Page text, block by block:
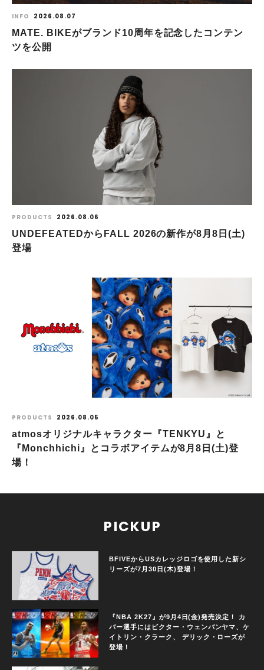
INFO 2026.08.07
MATE. BIKEがブランド10周年を記念したコンテン
ツを公開
PRODUCTS 2026.08.06
UNDEFEATEDからFALL 2026の新作が8⽉8⽇(⼟)
登場
PRODUCTS 2026.08.05
atmosオリジナルキャラクター『TENKYU』と
『Monchhichi』とコラボアイテムが8月8日(土)登
場！
PICKUP
BFIVEからUSカレッジロゴを使用した新シ
リーズが7月30日(木)登場！
『NBA 2K27』が9月4日(金)発売決定！ カ
バー選手にはビクター・ウェンバンヤマ、ケ
イトリン・クラーク、 デリック・ローズが
登場！